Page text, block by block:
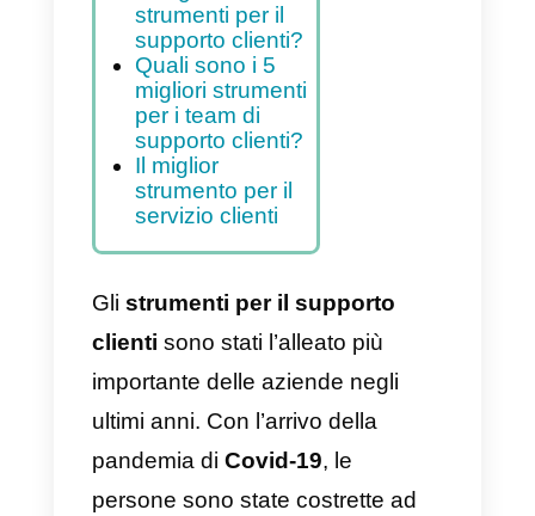
Cosa sono gli
strumenti per il
supporto clienti?
Perché le
aziende hanno
bisogno di
strumenti per il
supporto clienti?
Quali sono i 5
migliori strumenti
per i team di
supporto clienti?
Il miglior
strumento per il
servizio clienti